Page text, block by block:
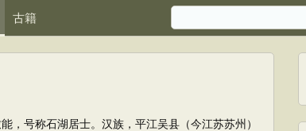
古籍
，号称石湖居士。汉族，平江吴县（今江苏苏州）